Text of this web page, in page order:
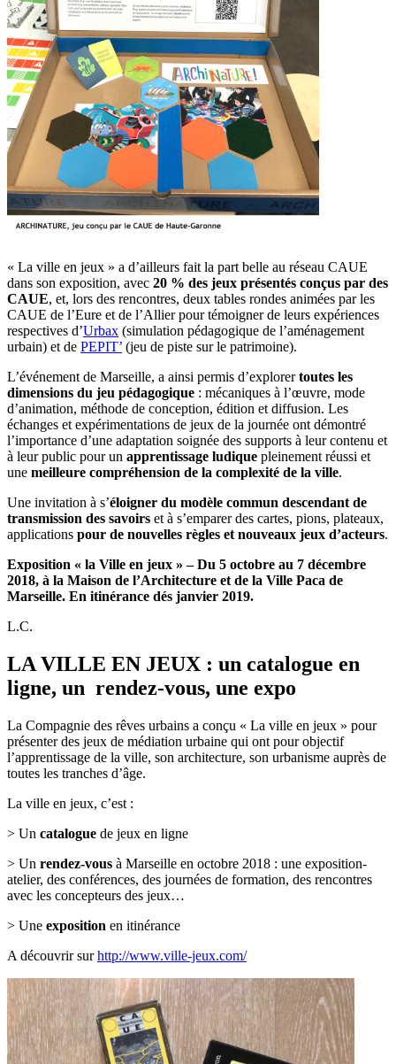
« La ville en jeux » a d’ailleurs fait la part belle au réseau CAUE
dans son exposition, avec 20 % des jeux présentés conçus par des
CAUE, et, lors des rencontres, deux tables rondes animées par les
CAUE de l’Eure et de l’Allier pour témoigner de leurs expériences
respectives d’Urbax (simulation pédagogique de l’aménagement
urbain) et de PEPIT’ (jeu de piste sur le patrimoine).
L’événement de Marseille, a ainsi permis d’explorertoutes les
dimensions du jeu pédagogique : mécaniques à l’œuvre, mode
d’animation, méthode de conception, édition et diffusion. Les
échanges et expérimentations de jeux de la journée ont démontré
l’importance d’une adaptation soignée des supports à leur contenu et
à leur public pour un apprentissage ludique pleinement réussi et
une meilleure compréhension de la complexité de la ville.
Une invitation à s’éloigner du modèle commun descendant de
transmission des savoirs et à s’emparer des cartes, pions, plateaux,
applications pour de nouvelles règles et nouveaux jeux d’acteurs.
Exposition « la Ville en jeux » – Du 5 octobre au 7 décembre
2018, à la Maison de l’Architecture et de la Ville Paca de
Marseille. En itinérance dés janvier 2019.
L.C.
LA VILLE EN JEUX : un catalogue en
ligne, un rendez-vous, une expo
La Compagnie des rêves urbains a conçu « La ville en jeux » pour
présenter des jeux de médiation urbaine qui ont pour objectif
l’apprentissage de la ville, son architecture, son urbanisme auprès de
toutes les tranches d’âge.
La ville en jeux, c’est :
> Un catalogue de jeux en ligne
> Un rendez-vous à Marseille en octobre 2018 : une exposition-
atelier, des conférences, des journées de formation, des rencontres
avec les concepteurs des jeux…
> Une exposition en itinérance
A découvrir surhttp://www.ville-jeux.com/